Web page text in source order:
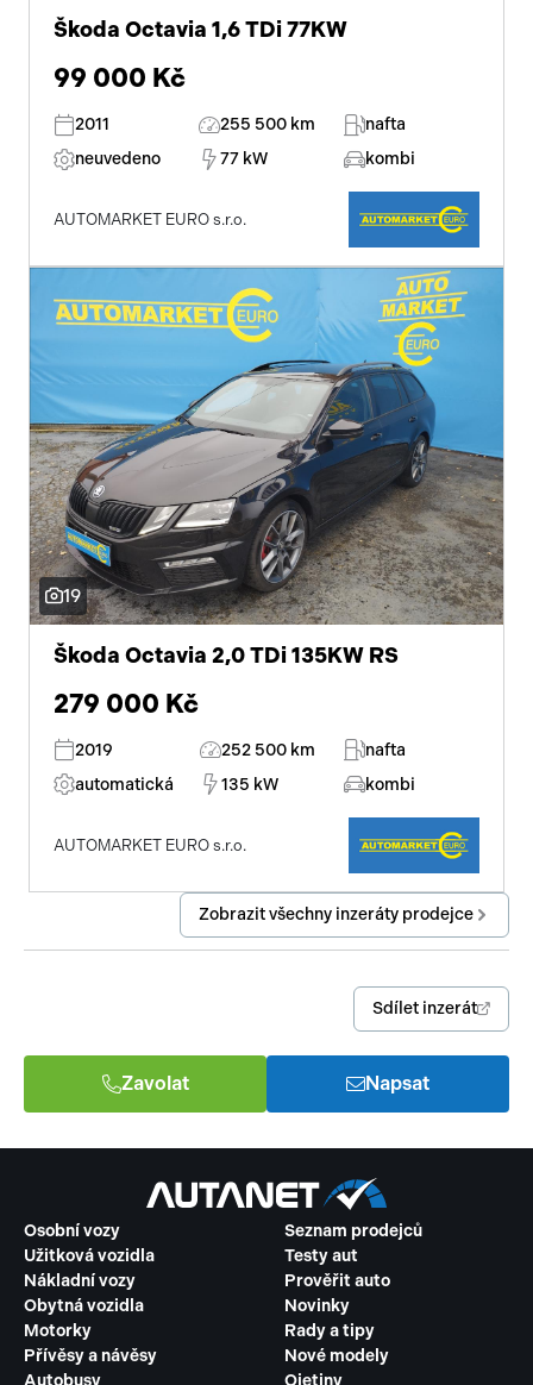
Škoda Octavia 1,6 TDi 77KW
99 000 Kč
2011 255 500 km
nafta
neuvedeno
77 kW kombi
AUTOMARKET EURO s.r.o.
19
Škoda Octavia 2,0 TDi 135KW RS
279 000 Kč
2019 252 500 km
nafta
automatická
135 kW kombi
AUTOMARKET EURO s.r.o.
Zobrazit všechny inzeráty prodejce
Sdílet inzerát
Zavolat Napsat
Osobní vozy
Užitková vozidla
Nákladní vozy
Obytná vozidla
Motorky
Přívěsy a návěsy
Autobusy
Seznam prodejců
Testy aut
Prověřit auto
Novinky
Rady a tipy
Nové modely
Ojetiny